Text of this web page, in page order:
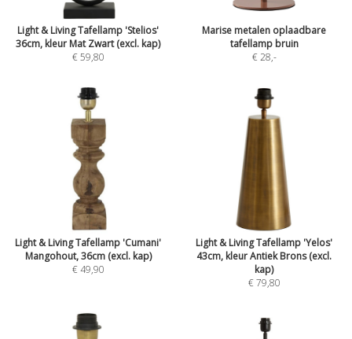
Light & Living Tafellamp 'Stelios'
36cm, kleur Mat Zwart (excl. kap)
€ 59,80
Marise metalen oplaadbare
tafellamp bruin
€ 28,-
Light & Living Tafellamp 'Cumani'
Mangohout, 36cm (excl. kap)
€ 49,90
Light & Living Tafellamp 'Yelos'
43cm, kleur Antiek Brons (excl.
kap)
€ 79,80